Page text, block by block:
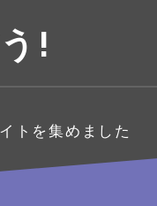
!
トを集めました